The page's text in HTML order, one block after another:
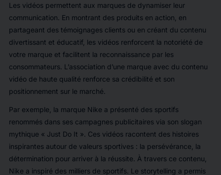
Les vidéos permettent aux marques de dynamiser leur
communication. En montrant des produits en action, en
partageant des témoignages clients ou en créant du contenu
divertissant et éducatif, les vidéos renforcent la notoriété de
votre marque et facilitent la reconnaissance par les
consommateurs. L’association d’une marque avec du contenu
vidéo de haute qualité renforce sa crédibilité et son
positionnement sur le marché.
Par exemple, la marque Nike a présenté des sportifs
renommés dans ses campagnes publicitaires via son slogan
mythique « Just Do It ». Ces vidéos racontent des histoires
inspirantes autour de valeurs sportives : la persévérance, la
détermination pour arriver à la réussite. À travers ce contenu,
Nike a inspiré des milliers de sportifs. Le storytelling a permis